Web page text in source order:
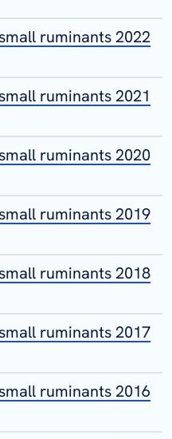
ruminants 2022
ruminants 2021
ruminants 2020
ruminants 2019
ruminants 2018
ruminants 2017
ruminants 2016